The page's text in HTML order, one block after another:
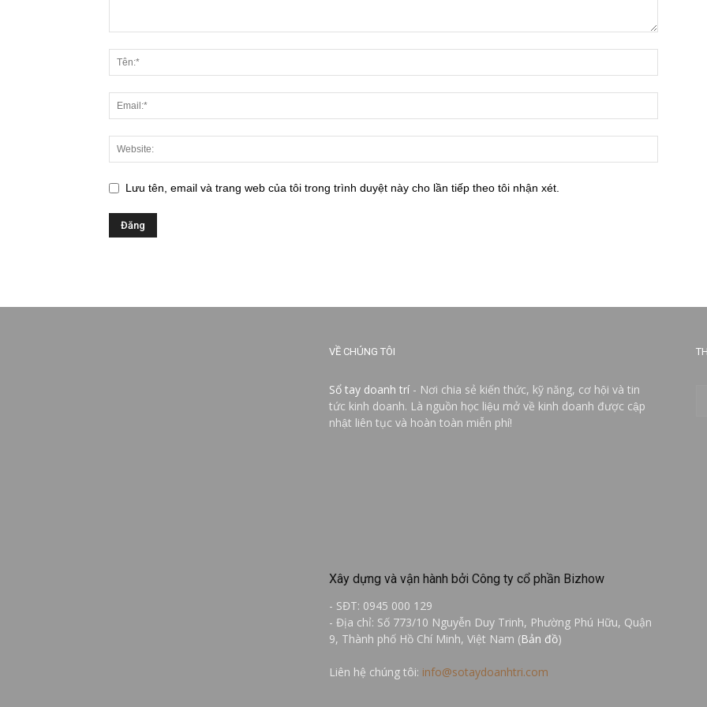
Lưu tên, email và trang web của tôi trong trình duyệt này cho lần tiếp theo tôi nhận xét.
VỀ CHÚNG TÔI
Sổ tay doanh trí - Nơi chia sẻ kiến thức, kỹ năng, cơ hội và tin
tức kinh doanh. Là nguồn học liệu mở về kinh doanh được cập
nhật liên tục và hoàn toàn miễn phí!
Xây dựng và vận hành bởi Công ty cổ phần Bizhow
- SĐT: 0945 000 129
- Địa chỉ: Số 773/10 Nguyễn Duy Trinh, Phường Phú Hữu, Quận
9, Thành phố Hồ Chí Minh, Việt Nam (Bản đồ)
Liên hệ chúng tôi: info@sotaydoanhtri.com